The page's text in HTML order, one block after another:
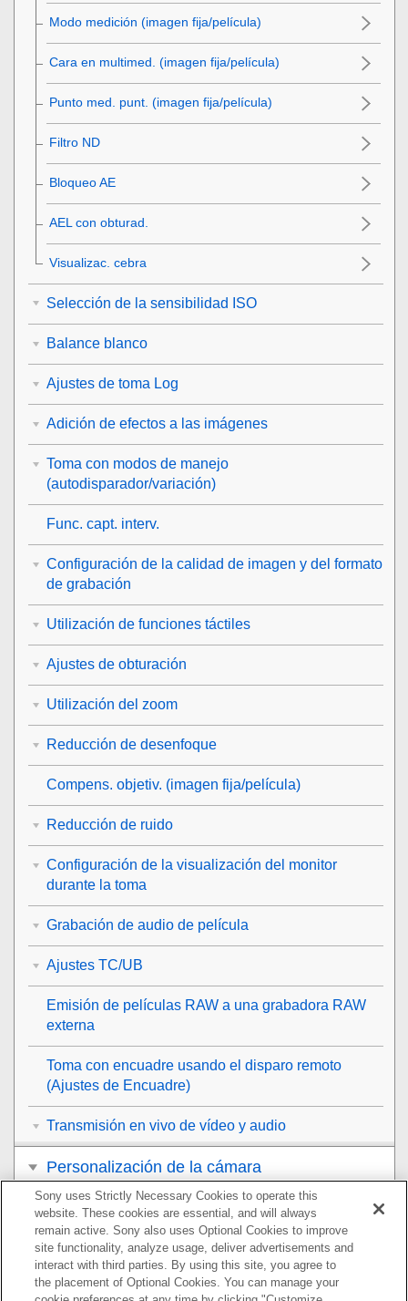
Modo medición (imagen fija/película)
Cara en multimed. (imagen fija/película)
Punto med. punt. (imagen fija/película)
Filtro ND
Bloqueo AE
AEL con obturad.
Visualizac. cebra
Selección de la sensibilidad ISO
Balance blanco
Ajustes de toma Log
Adición de efectos a las imágenes
Toma con modos de manejo
(autodisparador/variación)
Func. capt. interv.
Configuración de la calidad de imagen y del formato
de grabación
Utilización de funciones táctiles
Ajustes de obturación
Utilización del zoom
Reducción de desenfoque
Compens. objetiv. (imagen fija/película)
Reducción de ruido
Configuración de la visualización del monitor
durante la toma
Grabación de audio de película
Ajustes TC/UB
Emisión de películas RAW a una grabadora RAW
externa
Toma con encuadre usando el disparo remoto
(Ajustes de Encuadre)
Transmisión en vivo de vídeo y audio
Personalización de la cámara
Visionado
Cambio de los ajustes de la cámara
Funciones disponibles con un smartphone
Sony uses Strictly Necessary Cookies to operate this
website. These cookies are essential, and will always
remain active. Sony also uses Optional Cookies to improve
site functionality, analyze usage, deliver advertisements and
interact with third parties. By using this site, you agree to
the placement of Optional Cookies. You can manage your